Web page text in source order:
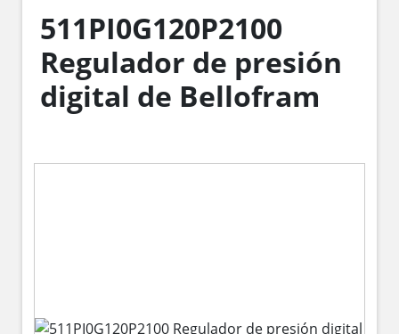
511PI0G120P2100
Regulador de presión
digital de Bellofram